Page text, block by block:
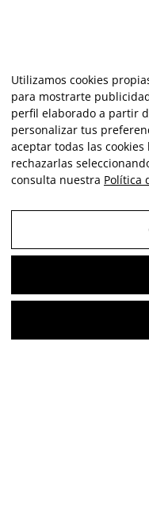
Utilizamos cookies
para mostrarte
perfil elaborado a partir
personalizar tus
aceptar todas las
rechazarlas
consulta nuestra Política